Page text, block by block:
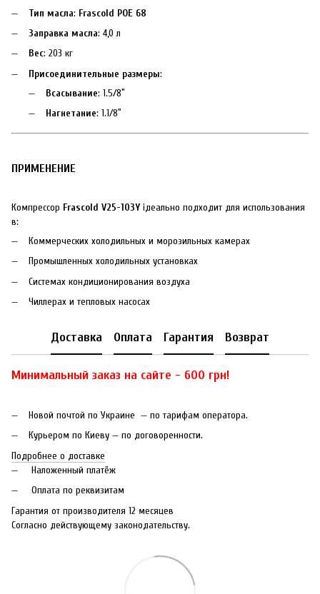
Тип масла: Frascold POE 68
Заправка масла: 4,0 л
Вес: 203 кг
Присоединительные размеры:
Всасывание: 1.5/8″
Нагнетание: 1.1/8″
ПРИМЕНЕНИЕ
Компрессор Frascold V25-103Y ідеально подходит для использования
в:
Коммерческих холодильных и морозильных камерах
Промышленных холодильных установках
Системах кондиционирования воздуха
Чиллерах и тепловых насосах
Доставка Оплата Гарантия Возврат
Минимальный заказ на сайте - 600 грн!
Новой почтой по Украине — по тарифам оператора.
Курьером по Киеву — по договоренности.
Подробнее о доставке
Наложенный платёж
Оплата по реквизитам
Гарантия от производителя 12 месяцев
Согласно действующему законодательству.